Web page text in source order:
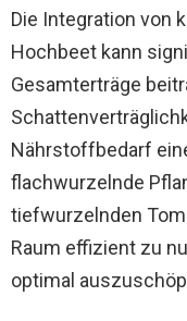
Die Integration von
Hochbeet kann
Gesamterträge
Nährstoffbedarf
flachwurzelnde
tiefwurzelnden
Raum effizient zu
optimal